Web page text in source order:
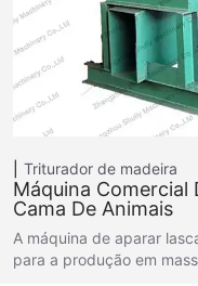
Triturador de madeira
Máquina Comercial
Cama De Animais
A máquina de aparar
para a produção em